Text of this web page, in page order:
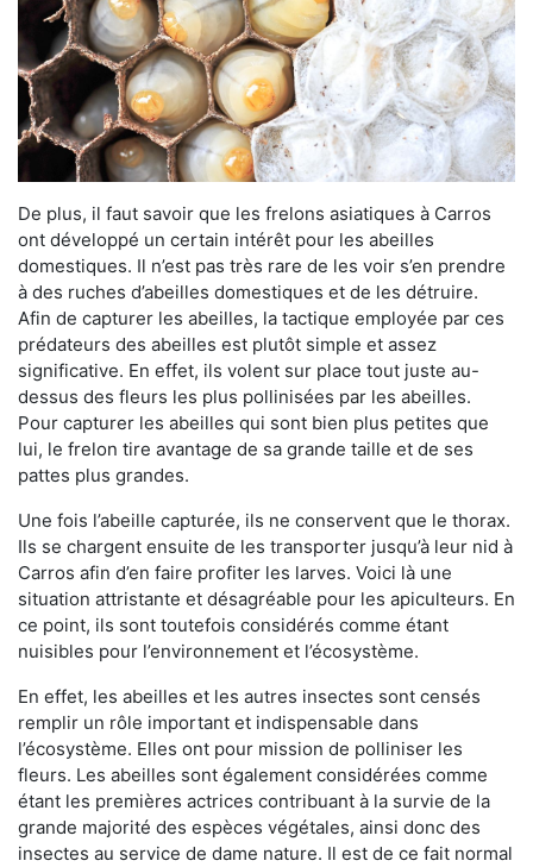
De plus, il faut savoir que les frelons asiatiques à Carros
ont développé un certain intérêt pour les abeilles
domestiques. Il n’est pas très rare de les voir s’en prendre
à des ruches d’abeilles domestiques et de les détruire.
Afin de capturer les abeilles, la tactique employée par ces
prédateurs des abeilles est plutôt simple et assez
significative. En effet, ils volent sur place tout juste au-
dessus des fleurs les plus pollinisées par les abeilles.
Pour capturer les abeilles qui sont bien plus petites que
lui, le frelon tire avantage de sa grande taille et de ses
pattes plus grandes.
Une fois l’abeille capturée, ils ne conservent que le thorax.
Ils se chargent ensuite de les transporter jusqu’à leur nid à
Carros afin d’en faire profiter les larves. Voici là une
situation attristante et désagréable pour les apiculteurs. En
ce point, ils sont toutefois considérés comme étant
nuisibles pour l’environnement et l’écosystème.
En effet, les abeilles et les autres insectes sont censés
remplir un rôle important et indispensable dans
l’écosystème. Elles ont pour mission de polliniser les
fleurs. Les abeilles sont également considérées comme
étant les premières actrices contribuant à la survie de la
grande majorité des espèces végétales, ainsi donc des
insectes au service de dame nature. Il est de ce fait normal